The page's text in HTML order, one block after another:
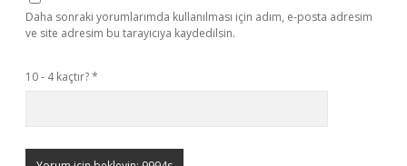
Daha sonraki yorumlarımda kullanılması için adım, e-posta adresim
ve site adresim bu tarayıcıya kaydedilsin.
10 - 4 kaçtır?*